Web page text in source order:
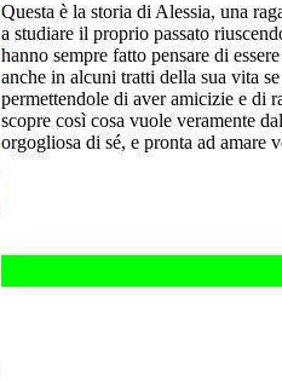
Questa è la storia di Alessia, una
a studiare il proprio passato
hanno sempre fatto pensare di
anche in alcuni tratti della sua vita
permettendole di aver amicizie e di
scopre così cosa vuole veramente
orgogliosa di sé, e pronta ad amare